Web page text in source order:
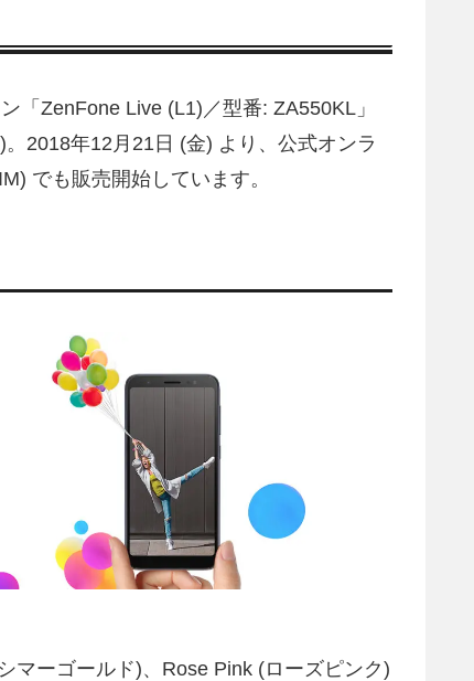
「ZenFone Live (L1)／型番: ZA550KL」
2018年12月21日 (金) より、公式オンラ
でも販売開始しています。
マーゴールド)、Rose Pink (ローズピンク)